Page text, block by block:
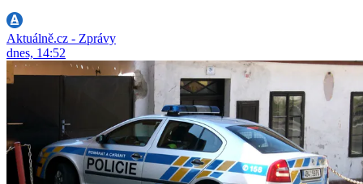
Aktuálně.cz - Zprávy
dnes, 14:52